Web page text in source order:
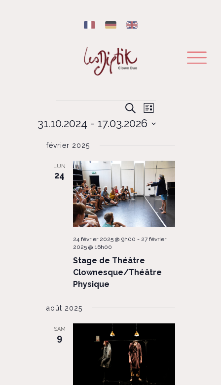
RECHERCHE
ET
NAVIGATION
DE
VUES
ÉVÈNEMENTS
RechercheNAVIGATION
VUES
Liste
31.10.2024 - 17.03.2026
une
février 2025
LUN
24
Stage de Théâtre
Clownesque/Théâtre
Physique
24 février 2025 @ 9h00 - 27 février
2025 @ 16h00
août 2025
SAM
9